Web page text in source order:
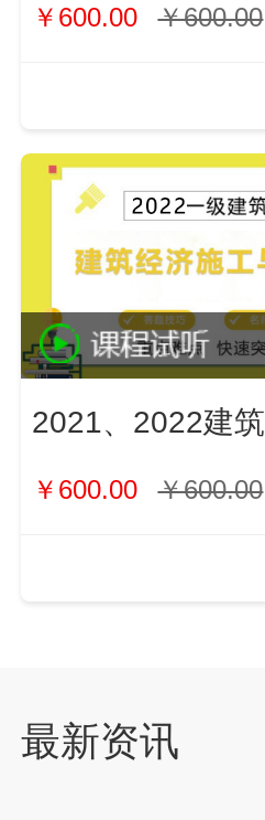
￥600.00 ￥600.00
￥600.00 ￥600.00
最新资讯